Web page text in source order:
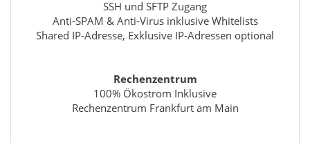
SSH und SFTP Zugang
Anti-SPAM & Anti-Virus inklusive Whitelists
Shared IP-Adresse, Exklusive IP-Adressen optional
Rechenzentrum
100% Ökostrom Inklusive
Rechenzentrum Frankfurt am Main